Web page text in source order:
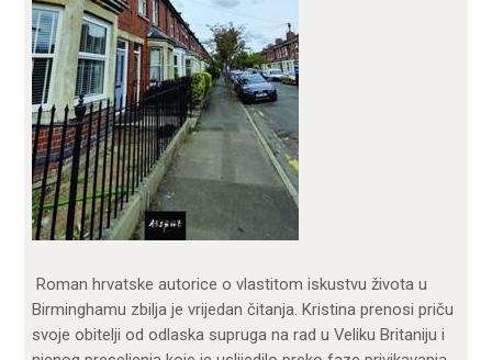
Roman hrvatske autorice o vlastitom iskustvu života u
Birminghamu zbilja je vrijedan čitanja. Kristina prenosi priču
svoje obitelji od odlaska supruga na rad u Veliku Britaniju i